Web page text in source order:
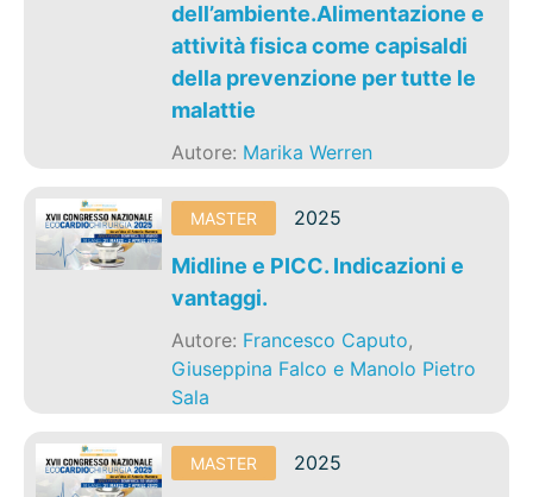
dell’ambiente.Alimentazione e
attività fisica come capisaldi
della prevenzione per tutte le
malattie
Autore: Marika Werren
MASTER 2025
Midline e PICC. Indicazioni e
vantaggi.
Autore: Francesco Caputo,
Giuseppina Falco e Manolo Pietro
Sala
MASTER 2025